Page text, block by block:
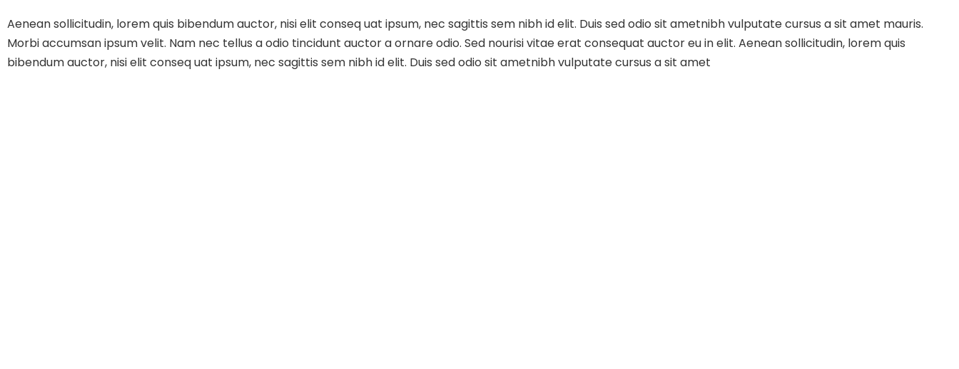
Aenean sollicitudin, lorem quis bibendum auctor, nisi elit conseq uat ipsum, nec sagittis sem nibh id elit. Duis sed odio sit ametnibh vulputate cursus a sit amet mauris.
Morbi accumsan ipsum velit. Nam nec tellus a odio tincidunt auctor a ornare odio. Sed nourisi vitae erat consequat auctor eu in elit. Aenean sollicitudin, lorem quis
bibendum auctor, nisi elit conseq uat ipsum, nec sagittis sem nibh id elit. Duis sed odio sit ametnibh vulputate cursus a sit amet